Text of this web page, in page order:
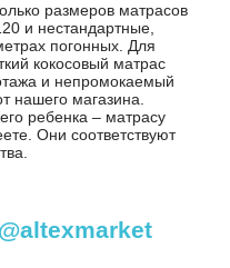
размеров матрасов
и нестандартные,
погонных. Для
кокосовый матрас
и непромокаемый
нашего магазина.
ребенка – матрасу
Они соответствуют
@altexmarket